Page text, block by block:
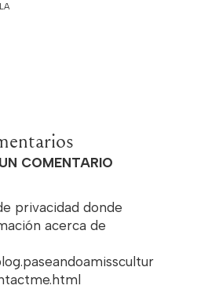
COMENTARIO
privacidad donde
acerca de